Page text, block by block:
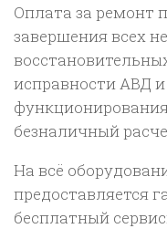
Оплата за ремонт
завершения всех
исправности АВД
безналичный
На всё
предоставляется
бесплатный